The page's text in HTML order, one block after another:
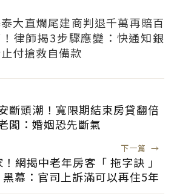
大直爛尾建商判退千萬再賠百
律師揭3步驟應變：快通知銀
付搶救自備款
斷頭潮！寬限期結束房貸翻倍
闆：婚姻恐先斷氣
下一篇 →
網揭中老年房客「 拖字訣 」
黑幕：官司上訴滿可以再住5年